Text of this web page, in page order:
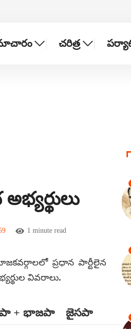
చరిత్ర
1 minute read
ప్రధాన పార్టీలైన
వివరాలు.
+ భాజపా
జైసపా